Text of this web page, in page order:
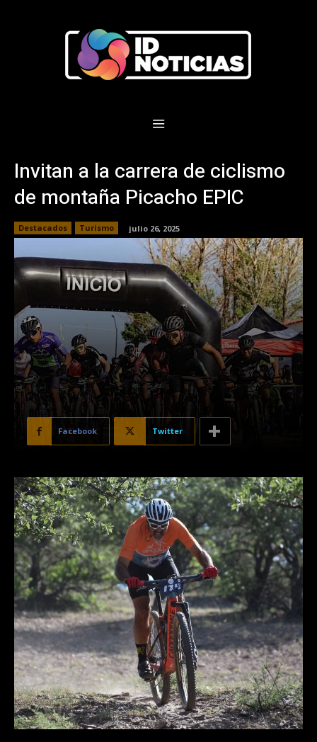
Invitan a la carrera de ciclismo
de montaña Picacho EPIC
Destacados Turismo julio 26, 2025
Facebook Twitter